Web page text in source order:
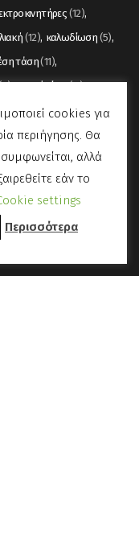
(12)
(12) καλωδίωση (5)
τάση(11)
οπτικές ίνες(11)
(6) ρελέ(36)
(5) τάση(13)
cookies για
περιήγησης. Θα
αλλά
εάν το
settings
Περισσότερα